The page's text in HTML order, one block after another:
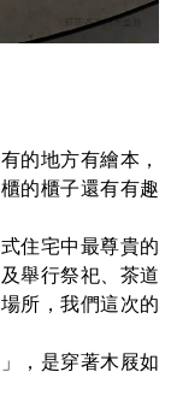
的地方有繪本，
的櫃子還有有趣
住宅中最尊貴的
舉行祭祀、茶道
所，我們這次的
，是穿著木屐如